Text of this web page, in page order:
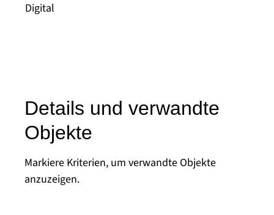
Digital
Details und verwandte
Objekte
Markiere Kriterien, um verwandte Objekte
anzuzeigen.